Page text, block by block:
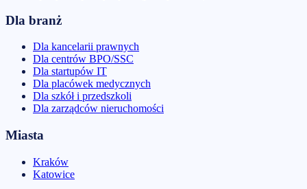
Dla branż
Dla kancelarii prawnych
Dla centrów BPO/SSC
Dla startupów IT
Dla placówek medycznych
Dla szkół i przedszkoli
Dla zarządców nieruchomości
Miasta
Kraków
Katowice